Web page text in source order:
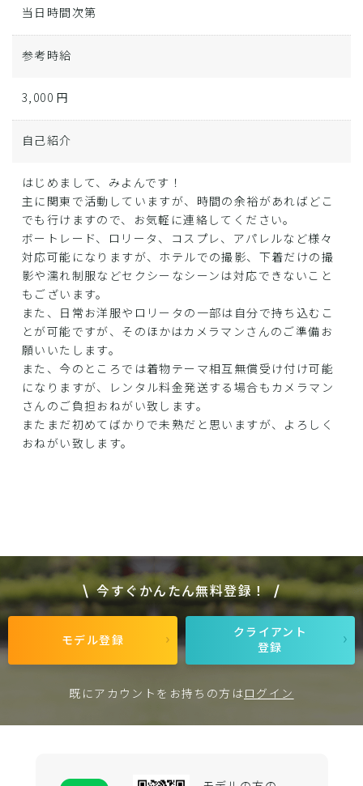
当日時間次第
参考時給
3,000 円
自己紹介
はじめまして、みよんです！
主に関東で活動していますが、時間の余裕があればどこ
でも行けますので、お気軽に連絡してください。
ボートレード、ロリータ、コスプレ、アパレルなど様々
対応可能になりますが、ホテルでの撮影、下着だけの撮
影や濡れ制服などセクシーなシーンは対応できないこと
もございます。
また、日常お洋服やロリータの一部は自分で持ち込むこ
とが可能ですが、そのほかはカメラマンさんのご準備お
願いいたします。
また、今のところでは着物テーマ相互無償受け付け可能
になりますが、レンタル料金発送する場合もカメラマン
さんのご負担おねがい致します。
またまだ初めてばかりで未熟だと思いますが、よろしく
おねがい致します。
今すぐかんたん無料登録！
モデル登録
クライアント
登録
既にアカウントをお持ちの方はログイン